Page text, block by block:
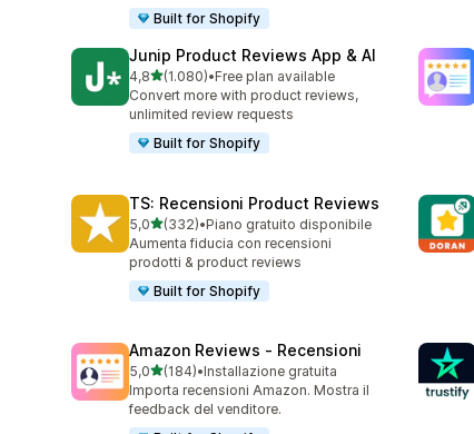
Built for Shopify
Junip Product Reviews App & AI
4,8stelle su 5
(1.080)
1080 recensioni totali
•Free plan available
Convert more with product reviews,
unlimited review requests
Built for Shopify
TS: Recensioni Product Reviews
5,0stelle su 5
(332)
332 recensioni totali
•Piano gratuito disponibile
Aumenta fiducia con recensioni
prodotti & product reviews
Built for Shopify
Amazon Reviews ‑ Recensioni
5,0stelle su 5
(184)
184 recensioni totali
•Installazione gratuita
Importa recensioni Amazon. Mostra il
feedback del venditore.